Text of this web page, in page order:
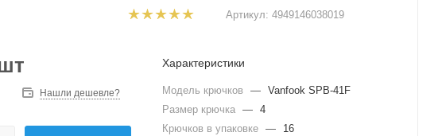
Артикул: 4949146038019
Нашли дешевле?
Характеристики
Модель крючков — Vanfook SPB-41F
Размер крючка — 4
Крючков в упаковке —
16